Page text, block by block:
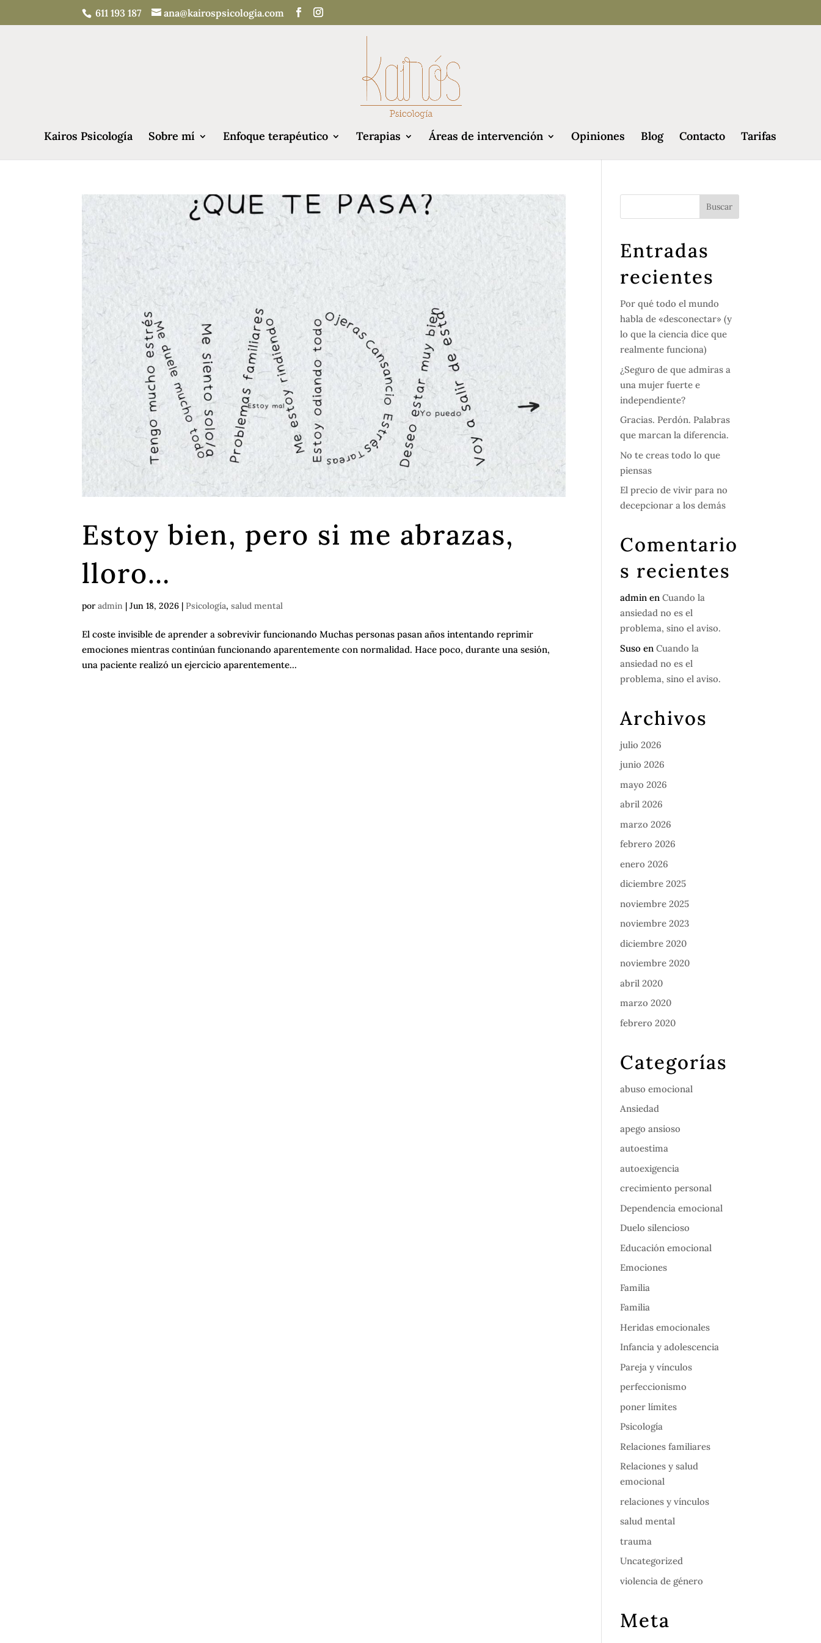
611 193 187 ana@kairospsicologia.com
Kairos Psicología Sobre mí Enfoque terapéutico Terapias Áreas de intervención Opiniones Blog Contacto Tarifas
Estoy bien, pero si me abrazas,
lloro…
poradmin |Jun 18, 2026 |Psicología,salud mental
El coste invisible de aprender a sobrevivir funcionando Muchas personas pasan años intentando reprimir
emociones mientras continúan funcionando aparentemente con normalidad. Hace poco, durante una sesión,
una paciente realizó un ejercicio aparentemente...
Entradas
recientes
Por qué todo el mundo
habla de «desconectar» (y
lo que la ciencia dice que
realmente funciona)
¿Seguro de que admiras a
una mujer fuerte e
independiente?
Gracias. Perdón. Palabras
que marcan la diferencia.
No te creas todo lo que
piensas
El precio de vivir para no
decepcionar a los demás
Comentario
s recientes
admin enCuando la
ansiedad no es el
problema, sino el aviso.
Suso enCuando la
ansiedad no es el
problema, sino el aviso.
Archivos
julio 2026
junio 2026
mayo 2026
abril 2026
marzo 2026
febrero 2026
enero 2026
diciembre 2025
noviembre 2025
noviembre 2023
diciembre 2020
noviembre 2020
abril 2020
marzo 2020
febrero 2020
Categorías
abuso emocional
Ansiedad
apego ansioso
autoestima
autoexigencia
crecimiento personal
Dependencia emocional
Duelo silencioso
Educación emocional
Emociones
Familia
Familia
Heridas emocionales
Infancia y adolescencia
Pareja y vínculos
perfeccionismo
poner límites
Psicología
Relaciones familiares
Relaciones y salud
emocional
relaciones y vínculos
salud mental
trauma
Uncategorized
violencia de género
Meta